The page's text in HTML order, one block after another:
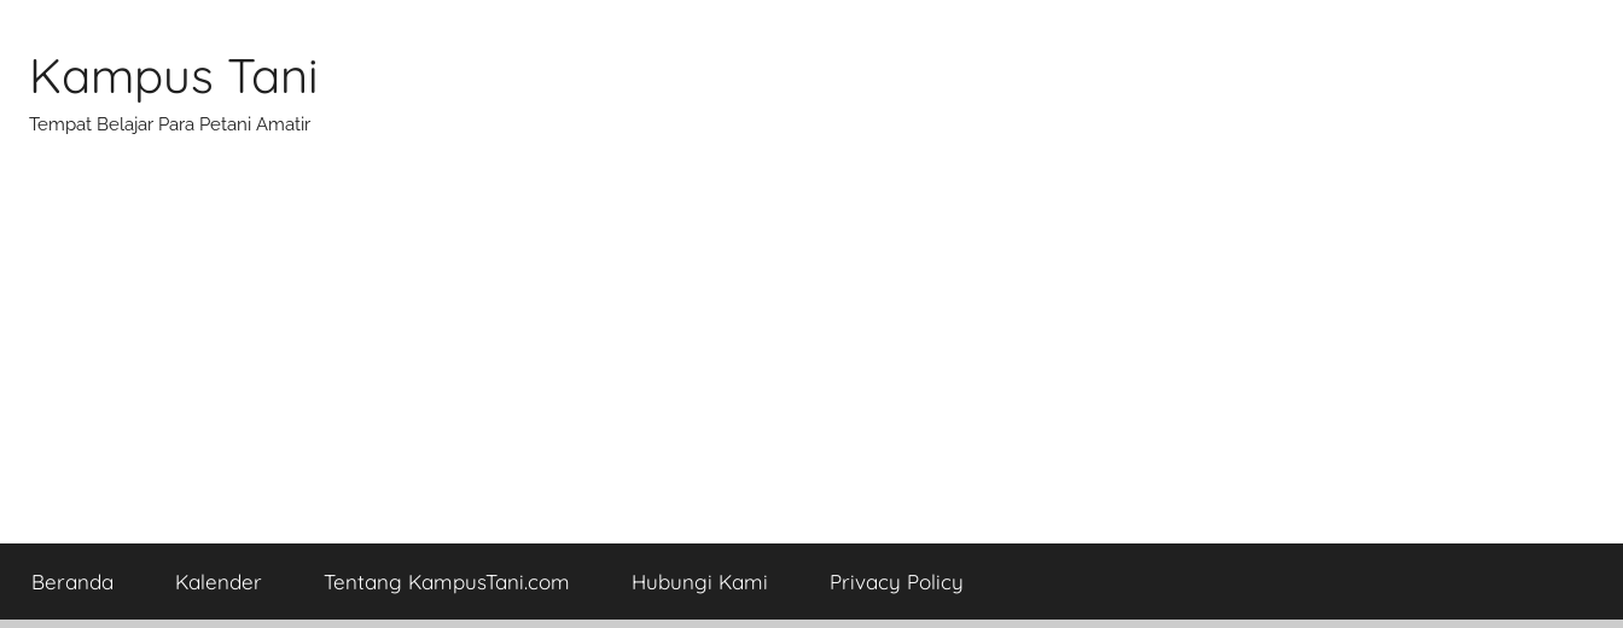
content
Kampus Tani
Tempat Belajar Para Petani Amatir
Beranda Kalender Tentang KampusTani.com Hubungi Kami Privacy Policy